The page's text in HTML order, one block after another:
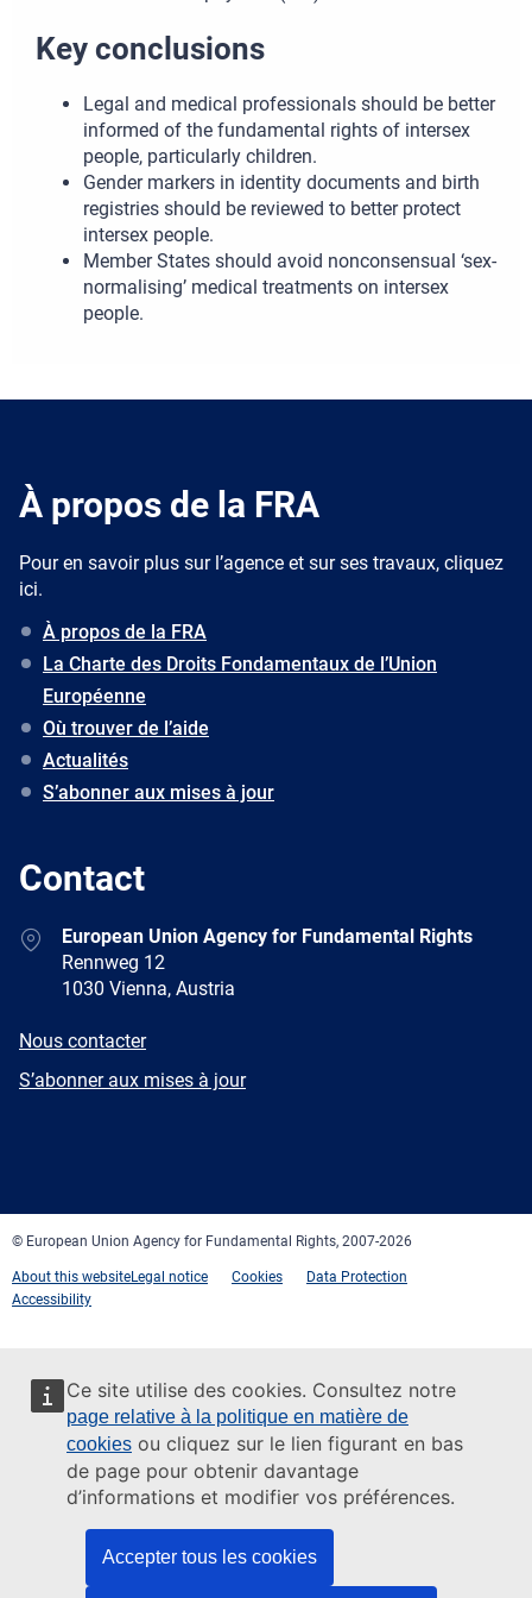
Ce site utilise des cookies. Consultez notre
page relative à la politique en matière de
cookies ou cliquez sur le lien figurant en bas
de page pour obtenir davantage
d’informations et modifier vos préférences.
Accepter tous les cookies
Key conclusions
Legal and medical professionals should be better
informed of the fundamental rights of intersex
people, particularly children.
Gender markers in identity documents and birth
registries should be reviewed to better protect
intersex people.
Member States should avoid nonconsensual ‘sex-
normalising’ medical treatments on intersex
people.
À propos de la FRA
Pour en savoir plus sur l’agence et sur ses travaux, cliquez
ici.
À propos de la FRA
La Charte des Droits Fondamentaux de l’Union
Européenne
Où trouver de l’aide
Actualités
S’abonner aux mises à jour
Contact
AddressEuropean Union Agency for Fundamental Rights
Rennweg 12
1030 Vienna, Austria
E-
Nous contacter
Newsletter
S’abonner aux mises à jour
© European Union Agency for Fundamental Rights, 2007-2026
About this websiteLegal notice Cookies
Data Protection
Accessibility